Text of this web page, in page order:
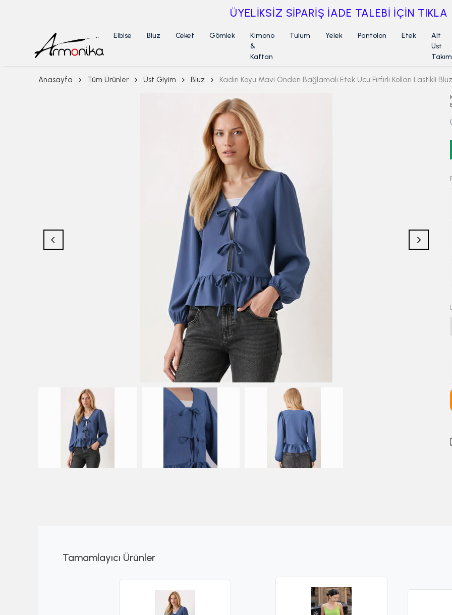
ÜYELİKSİZ SİPARİŞ İADE TALEBİ İÇİN TIKLA
Elbise Bluz Ceket Gömlek
Kimono
&
Kaftan
Tulum Yelek Pantolon Etek
Alt
Üst
Takım
Anasayfa Tüm Ürünler Üst Giyim Bluz Kadın Koyu Mavi Önden Bağlamalı Etek Ucu Fırfırlı Kolları Lastikli
Tamamlayıcı Ürünler